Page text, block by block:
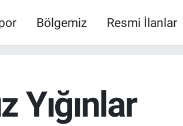
Bölgemiz Resmi İlanlar
Yığınlar